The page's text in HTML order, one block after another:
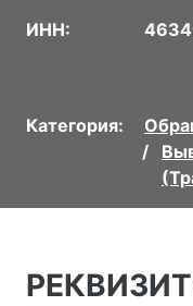
ИНН:
Категория: